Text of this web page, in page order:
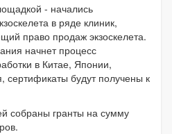
- начались
в ряде клиник,
право продаж экзоскелета.
начнет процесс
в Китае, Японии,
сертификаты будут получены к
собраны гранты на сумму